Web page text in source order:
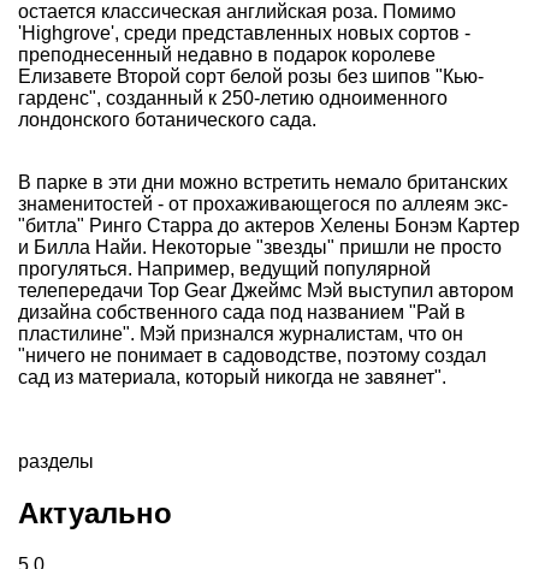
остается классическая английская роза. Помимо
'Highgrove', среди представленных новых сортов -
преподнесенный недавно в подарок королеве
Елизавете Второй сорт белой розы без шипов "Кью-
гарденс", созданный к 250-летию одноименного
лондонского ботанического сада.
В парке в эти дни можно встретить немало британских
знаменитостей - от прохаживающегося по аллеям экс-
"битла" Ринго Старра до актеров Хелены Бонэм Картер
и Билла Найи. Некоторые "звезды" пришли не просто
прогуляться. Например, ведущий популярной
телепередачи Top Gear Джеймс Мэй выступил автором
дизайна собственного сада под названием "Рай в
пластилине". Мэй признался журналистам, что он
"ничего не понимает в садоводстве, поэтому создал
сад из материала, который никогда не завянет".
разделы
Актуально
5 0